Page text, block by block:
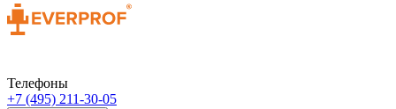
Телефоны
+7 (495) 211-30-05